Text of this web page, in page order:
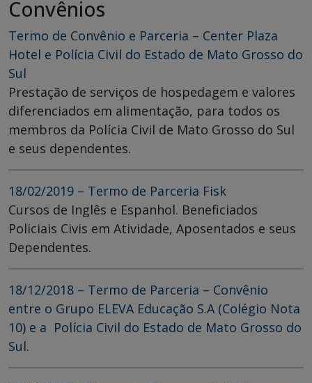
Convênios
Termo de Convênio e Parceria – Center Plaza
Hotel e Polícia Civil do Estado de Mato Grosso do
Sul
Prestação de serviços de hospedagem e valores
diferenciados em alimentação, para todos os
membros da Polícia Civil de Mato Grosso do Sul
e seus dependentes.
18/02/2019 – Termo de Parceria Fisk
Cursos de Inglês e Espanhol. Beneficiados
Policiais Civis em Atividade, Aposentados e seus
Dependentes.
18/12/2018 – Termo de Parceria – Convênio
entre o Grupo ELEVA Educação S.A (Colégio Nota
10) e a Polícia Civil do Estado de Mato Grosso do
Sul.